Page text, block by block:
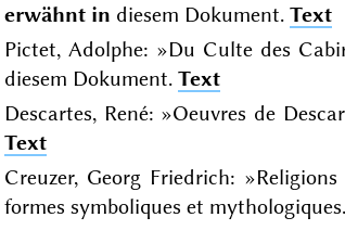
erwähnt in diesem Dokument. Text
Pictet, Adolphe: »Du Culte des
diesem Dokument. Text
Descartes, René: »Oeuvres de
Text
Creuzer, Georg Friedrich:
formes symboliques et